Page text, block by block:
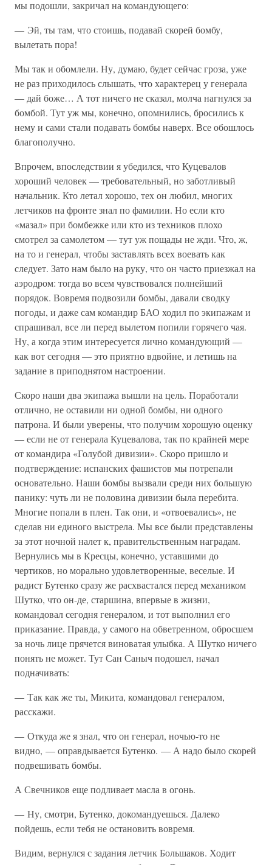
мы подошли, закричал на командующего:
— Эй, ты там, что стоишь, подавай скорей бомбу,
вылетать пора!
Мы так и обомлели. Ну, думаю, будет сейчас гроза, уже
не раз приходилось слышать, что характерец у генерала
— дай боже… А тот ничего не сказал, молча нагнулся за
бомбой. Тут уж мы, конечно, опомнились, бросились к
нему и сами стали подавать бомбы наверх. Все обошлось
благополучно.
Впрочем, впоследствии я убедился, что Куцевалов
хороший человек — требовательный, но заботливый
начальник. Кто летал хорошо, тех он любил, многих
летчиков на фронте знал по фамилии. Но если кто
«мазал» при бомбежке или кто из техников плохо
смотрел за самолетом — тут уж пощады не жди. Что, ж,
на то и генерал, чтобы заставлять всех воевать как
следует. Зато нам было на руку, что он часто приезжал на
аэродром: тогда во всем чувствовался полнейший
порядок. Вовремя подвозили бомбы, давали сводку
погоды, и даже сам командир БАО ходил по экипажам и
спрашивал, все ли перед вылетом попили горячего чая.
Ну, а когда этим интересуется лично командующий —
как вот сегодня — это приятно вдвойне, и летишь на
задание в приподнятом настроении.
Скоро наши два экипажа вышли на цель. Поработали
отлично, не оставили ни одной бомбы, ни одного
патрона. И были уверены, что получим хорошую оценку
— если не от генерала Куцевалова, так по крайней мере
от командира «Голубой дивизии». Скоро пришло и
подтверждение: испанских фашистов мы потрепали
основательно. Наши бомбы вызвали среди них большую
панику: чуть ли не половина дивизии была перебита.
Многие попали в плен. Так они, и «отвоевались», не
сделав ни единого выстрела. Мы все были представлены
за этот ночной налет к, правительственным наградам.
Вернулись мы в Кресцы, конечно, уставшими до
чертиков, но морально удовлетворенные, веселые. И
радист Бутенко сразу же расхвастался перед механиком
Шутко, что он-де, старшина, впервые в жизни,
командовал сегодня генералом, и тот выполнил его
приказание. Правда, у самого на обветренном, обросшем
за ночь лице прячется виноватая улыбка. А Шутко ничего
понять не может. Тут Сан Саныч подошел, начал
подначивать:
— Так как же ты, Микита, командовал генералом,
расскажи.
— Откуда же я знал, что он генерал, ночью-то не
видно, — оправдывается Бутенко. — А надо было скорей
подвешивать бомбы.
А Свечников еще подливает масла в огонь.
— Ну, смотри, Бутенко, докомандуешься. Далеко
пойдешь, если тебя не остановить вовремя.
Видим, вернулся с задания летчик Большаков. Ходит